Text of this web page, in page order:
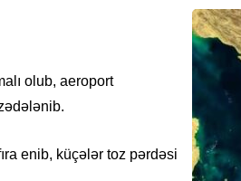
olub, aeroport
enib, küçələr toz pərdəsi
GÜNDƏM
GÜNDƏM